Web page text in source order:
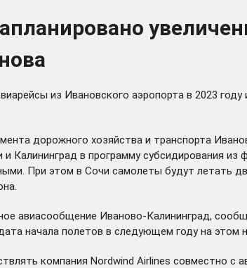
из Ивановского аэропорта в 2023
дорожного хозяйства и транспорта
и Калининград в программу субсидирования
При этом в Сочи самолеты будут
авиасообщение Иваново-Калининград,
начала полетов в следующем году на этом
компания Nordwind Airlines совместно